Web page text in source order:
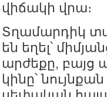
վիճակի վրա։
Տղամարդիկ
են եղել՝
արժեքը, բայց
կինը՝